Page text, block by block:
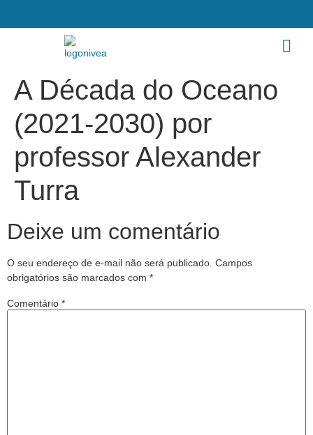
A Década do Oceano
(2021-2030) por
professor Alexander
Turra
Deixe um comentário
O seu endereço de e-mail não será publicado. Campos
obrigatórios são marcados com *
Comentário *